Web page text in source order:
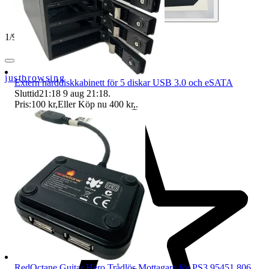
1/9
justbrowsing
Extern hårddiskkabinett för 5 diskar USB 3.0 och eSATA
Sluttid21:18 9 aug 21:18.
Pris:100 kr,Eller Köp nu 400 kr,.